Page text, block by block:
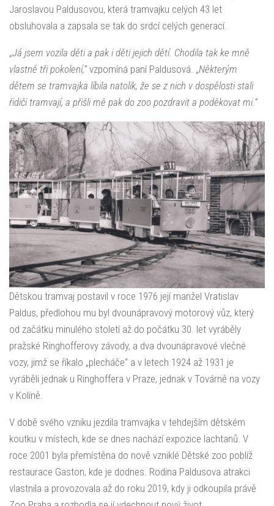
Jaroslavou Paldusovou, která tramvajku celých 43 let
obsluhovala a zapsala se tak do srdcí celých generací.
„Já jsem vozila děti a pak i děti jejich dětí. Chodila tak ke mně
vlastně tři pokolení,“ vzpomíná paní Paldusová. „Některým
dětem se tramvajka líbila natolik, že se z nich v dospělosti stali
řidiči tramvají, a přišli mě pak do zoo pozdravit a poděkovat mi.“
Dětskou tramvaj postavil v roce 1976 její manžel Vratislav
Paldus, předlohou mu byl dvounápravový motorový vůz, který
od začátku minulého století až do počátku 30. let vyráběly
pražské Ringhofferovy závody, a dva dvounápravové vlečné
vozy, jimž se říkalo „plecháče“ a v letech 1924 až 1931 je
vyráběli jednak u Ringhoffera v Praze, jednak v Továrně na vozy
v Kolíně.
V době svého vzniku jezdila tramvajka v tehdejším dětském
koutku v místech, kde se dnes nachází expozice lachtanů. V
roce 2001 byla přemístěna do nově vzniklé Dětské zoo poblíž
restaurace Gaston, kde je dodnes. Rodina Paldusova atrakci
vlastnila a provozovala až do roku 2019, kdy ji odkoupila právě